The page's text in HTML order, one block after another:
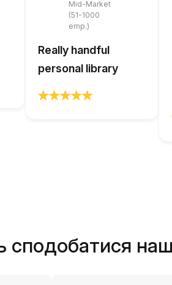
Mid-Market
(51-1000
emp.)
Really handful
personal library